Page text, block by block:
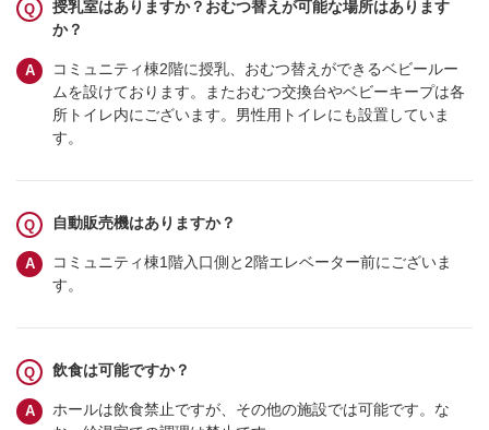
授乳室はありますか？おむつ替えが可能な場所はあります
か？
コミュニティ棟2階に授乳、おむつ替えができるベビールー
ムを設けております。またおむつ交換台やベビーキープは各
所トイレ内にございます。男性用トイレにも設置していま
す。
自動販売機はありますか？
コミュニティ棟1階入口側と2階エレベーター前にございま
す。
飲食は可能ですか？
ホールは飲食禁止ですが、その他の施設では可能です。な